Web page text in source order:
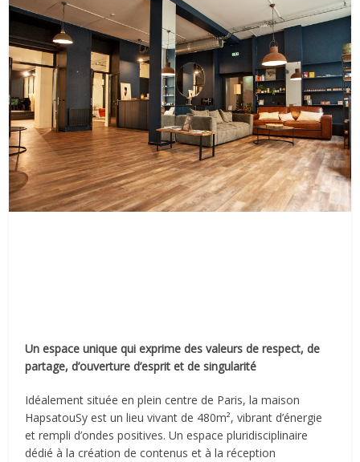
Un espace unique qui exprime des valeurs de respect, de
partage, d’ouverture d’esprit et de singularité
Idéalement située en plein centre de Paris, la maison
HapsatouSy est un lieu vivant de 480m², vibrant d’énergie
et rempli d’ondes positives. Un espace pluridisciplinaire
dédié à la création de contenus et à la réception